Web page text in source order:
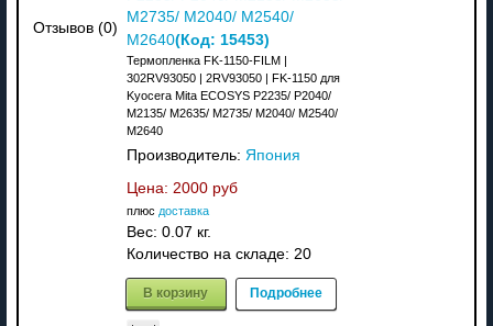
Отзывов (0)
M2735/ M2040/ M2540/
M2640(Код: 15453)
Термопленка FK-1150-FILM |
302RV93050 | 2RV93050 | FK-1150 для
Kyocera Mita ECOSYS P2235/ P2040/
M2135/ M2635/ M2735/ M2040/ M2540/
M2640
Производитель: Япония
Цена: 2000 руб
плюс доставка
Вес: 0.07 кг.
Количество на складе: 20
В корзину Подробнее